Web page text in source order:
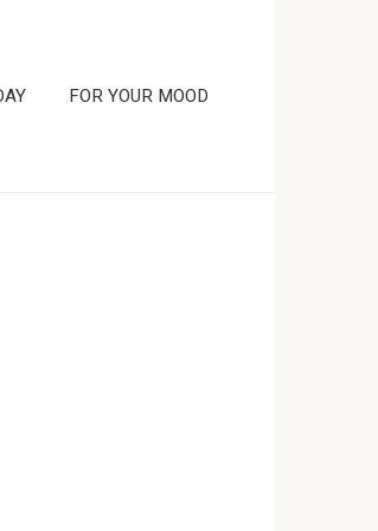
FOR YOUR MOOD